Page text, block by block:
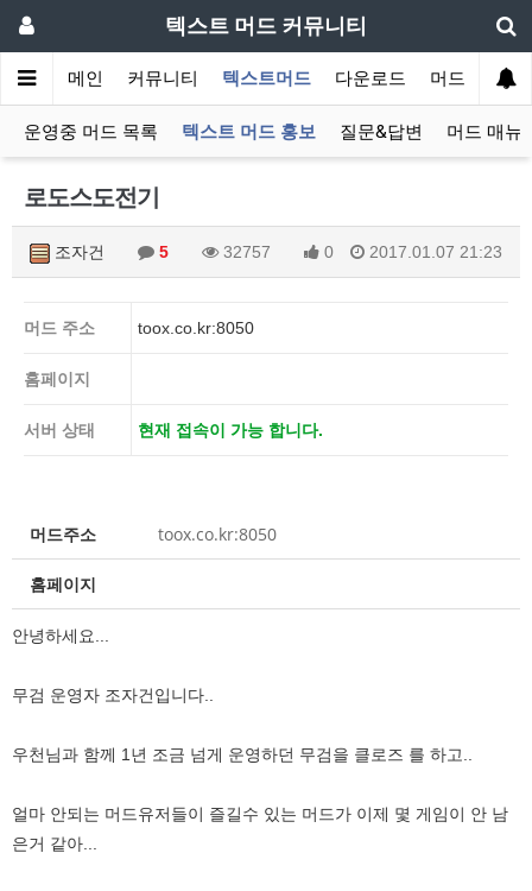
텍스트 머드 커뮤니티
메인 커뮤니티 텍스트머드 다운로드 머드 잡담
운영중 머드 목록 텍스트 머드 홍보 질문&답변 머드 매뉴
로도스도전기
조자건 5 32757 0 2017.01.07 21:23
머드 주소 toox.co.kr:8050
홈페이지
서버 상태 현재 접속이 가능 합니다.
머드주소 toox.co.kr:8050
홈페이지
안녕하세요...
무검 운영자 조자건입니다..
우천님과 함께 1년 조금 넘게 운영하던 무검을 클로즈 를 하고..
얼마 안되는 머드유저들이 즐길수 있는 머드가 이제 몇 게임이 안 남
은거 같아...